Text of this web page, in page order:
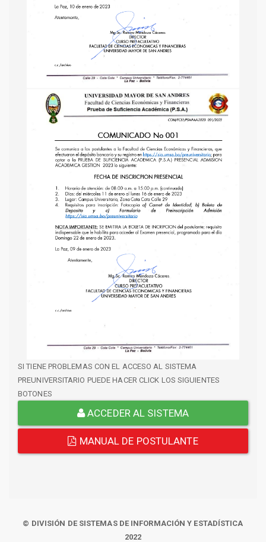
SI TIENE PROBLEMAS CON EL ACCESO AL SISTEMA
PREUNIVERSITARIO PUEDE HACER CLICK LOS SIGUIENTES
BOTONES
ACCEDER AL SISTEMA
MANUAL DE POSTULANTE
© DIVISIÓN DE SISTEMAS DE INFORMACIÓN Y ESTADÍSTICA
2022